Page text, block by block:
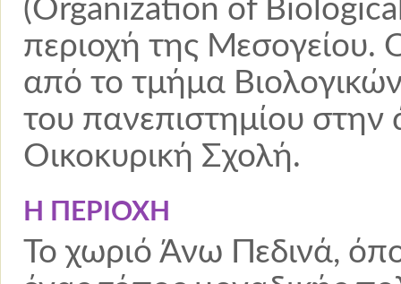
(Organization of
περιοχή της
από το τμήμα
του πανεπιστημίου στην
Οικοκυρική Σχολή.
Η ΠΕΡΙΟΧΗ
Το χωριό Άνω Πεδινά,